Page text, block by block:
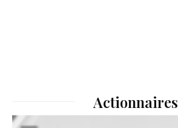
Actionnaires